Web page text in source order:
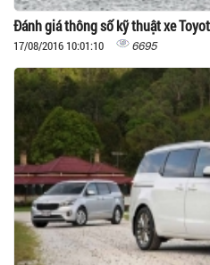
Đánh giá thông số kỹ thuật xe
17/08/2016 10:01:10 6695